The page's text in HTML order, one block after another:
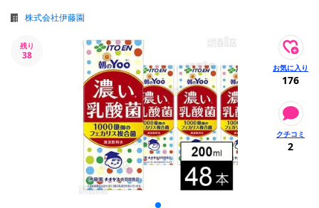
株式会社伊藤園
残り
38
176
2